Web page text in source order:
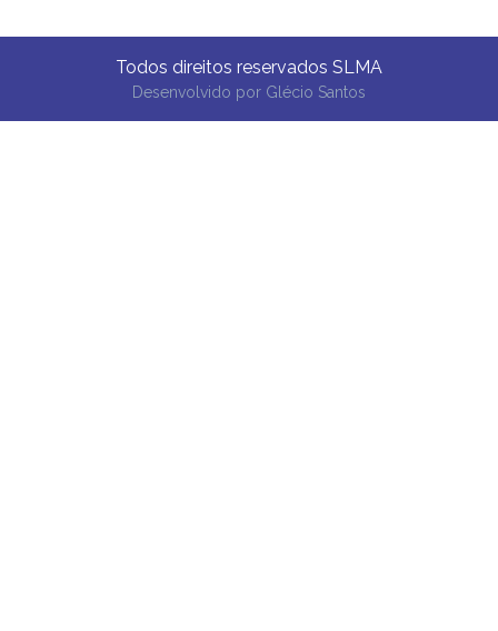
Todos direitos reservados SLMA
Desenvolvido por Glécio Santos